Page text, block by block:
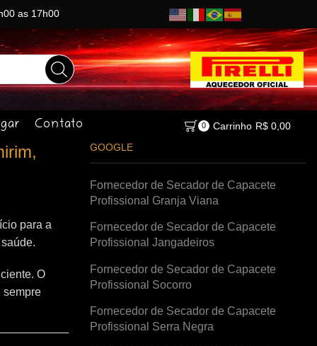
as 17h00
Contato 0 Carrinho R$0,00
para a
O
sempre
GOOGLE
Fornecedor de Secador de Capacete
Profissional Granja Viana
Fornecedor de Secador de Capacete
Profissional Jangadeiros
Fornecedor de Secador de Capacete
Profissional Socorro
Fornecedor de Secador de Capacete
Profissional Serra Negra